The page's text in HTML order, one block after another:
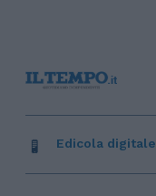
Edicola digitale